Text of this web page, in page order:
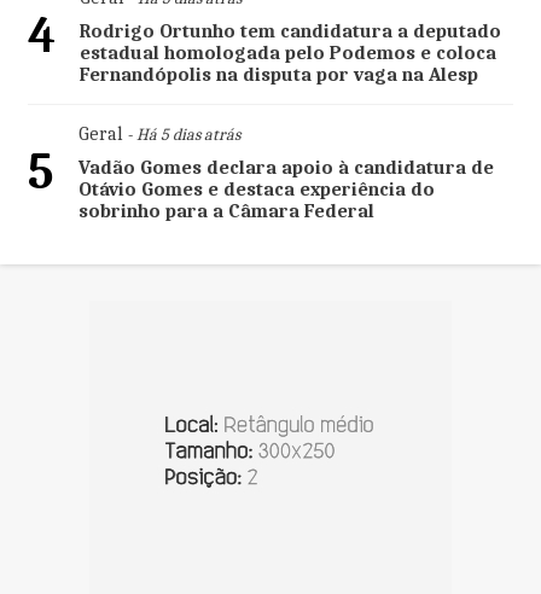
4
Rodrigo Ortunho tem candidatura a deputado
estadual homologada pelo Podemos e coloca
Fernandópolis na disputa por vaga na Alesp
5
Geral- Há 5 dias atrás
Vadão Gomes declara apoio à candidatura de
Otávio Gomes e destaca experiência do
sobrinho para a Câmara Federal